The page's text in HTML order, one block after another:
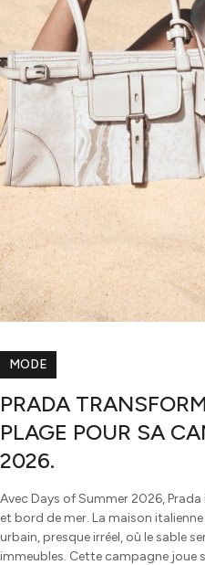
MODE
PRADA
PLAGE POUR SA
2026.
Avec Days of Summer 2026,
et bord de mer. La maison
urbain, presque irréel, où le sable
immeubles. Cette campagne joue